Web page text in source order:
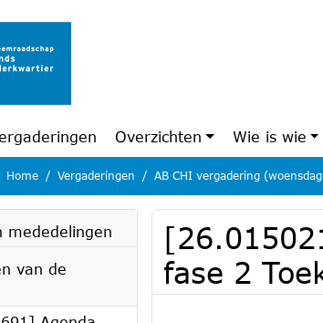
Overzichten Wie is wie
Home Vergaderingen AB CHI vergadering
mededelingen
van de
fase 2